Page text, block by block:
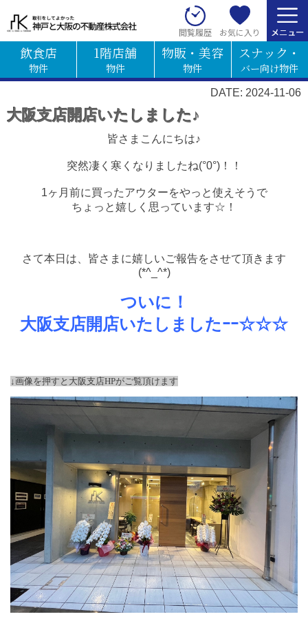
閲覧履歴 お気に入り
飲食店
物件
1階店舗
物件
物販・美容
物件
スナック・
バー向け物件
DATE: 2024-11-06
大阪支店開店いたしました♪
皆さまこんにちは♪
突然凄く寒くなりましたね(°0°)！！
1ヶ月前に買ったアウターをやっと使えそうで
ちょっと嬉しく思っています☆！
さて本日は、皆さまに嬉しいご報告をさせて頂きます
(*^_^*)
ついに！
大阪支店開店いたしましたｰｰ☆☆☆
↓画像を押すと大阪支店HPがご覧頂けます